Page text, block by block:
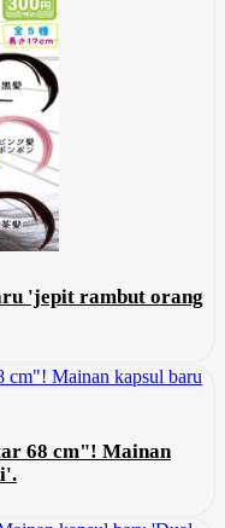
'jepit rambut orang
68 cm"! Mainan